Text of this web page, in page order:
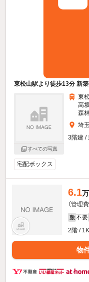
東松山駅より徒歩13分 新
すべての写真
東
高
森
埼
3階建 /
宅配ボックス
6.1
（管理
敷 不要
2階 /
物